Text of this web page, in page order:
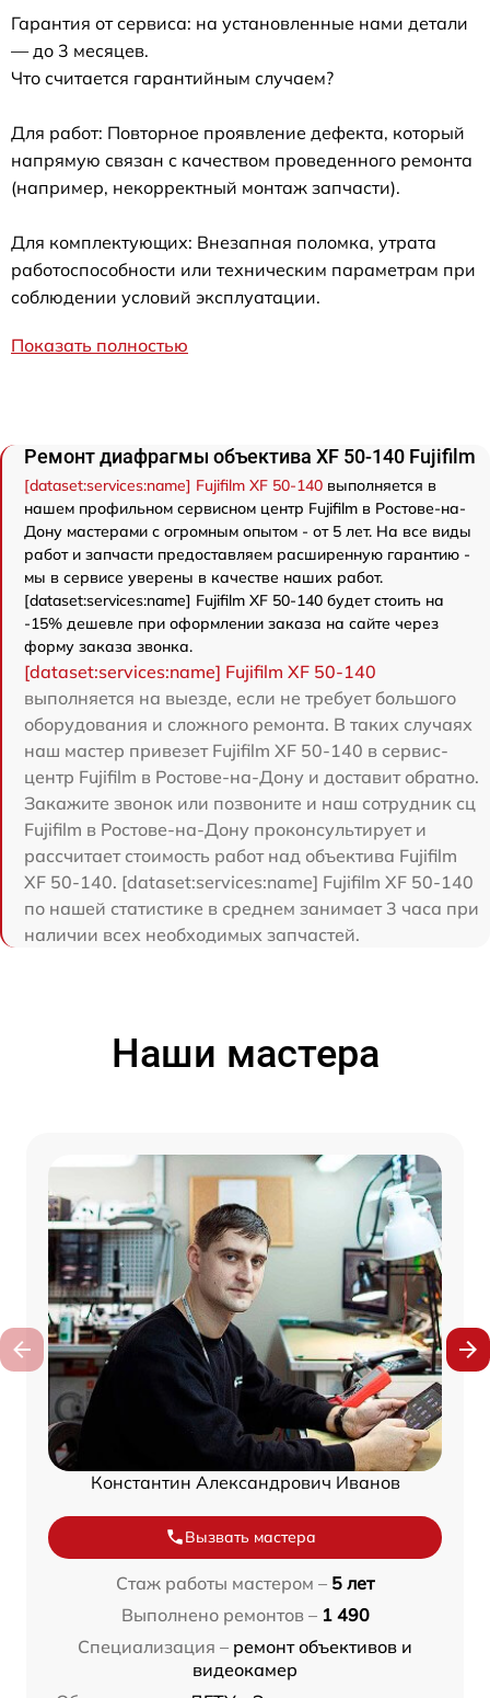
Гарантия от сервиса: на установленные нами детали
— до 3 месяцев.
Что считается гарантийным случаем?
Для работ: Повторное проявление дефекта, который
напрямую связан с качеством проведенного ремонта
(например, некорректный монтаж запчасти).
Для комплектующих: Внезапная поломка, утрата
работоспособности или техническим параметрам при
соблюдении условий эксплуатации.
Показать полностью
Ремонт диафрагмы объектива XF 50-140 Fujifilm
[dataset:services:name] Fujifilm XF 50-140 выполняется в
нашем профильном сервисном центр Fujifilm в Ростове-на-
Дону мастерами с огромным опытом - от 5 лет. На все виды
работ и запчасти предоставляем расширенную гарантию -
мы в сервисе уверены в качестве наших работ.
[dataset:services:name] Fujifilm XF 50-140 будет стоить на
-15% дешевле при оформлении заказа на сайте через
форму заказа звонка.
[dataset:services:name] Fujifilm XF 50-140
выполняется на выезде, если не требует большого
оборудования и сложного ремонта. В таких случаях
наш мастер привезет Fujifilm XF 50-140 в сервис-
центр Fujifilm в Ростове-на-Дону и доставит обратно.
Закажите звонок или позвоните и наш сотрудник сц
Fujifilm в Ростове-на-Дону проконсультирует и
рассчитает стоимость работ над объектива Fujifilm
XF 50-140. [dataset:services:name] Fujifilm XF 50-140
по нашей статистике в среднем занимает 3 часа при
наличии всех необходимых запчастей.
Наши мастера
Константин Александрович Иванов
Вызвать мастера
Стаж работы мастером – 5 лет
Выполнено ремонтов – 1 490
Специализация – ремонт объективов и
видеокамер